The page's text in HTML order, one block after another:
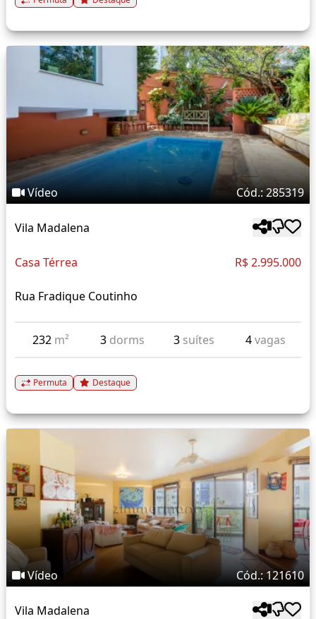
Vídeo Cód.: 285319
Vila Madalena
Casa Térrea R$ 2.995.000
Rua Fradique Coutinho
232 m² 3 dorms 3 suítes 4vagas
Permuta Destaque
Vídeo Cód.: 121610
Vila Madalena